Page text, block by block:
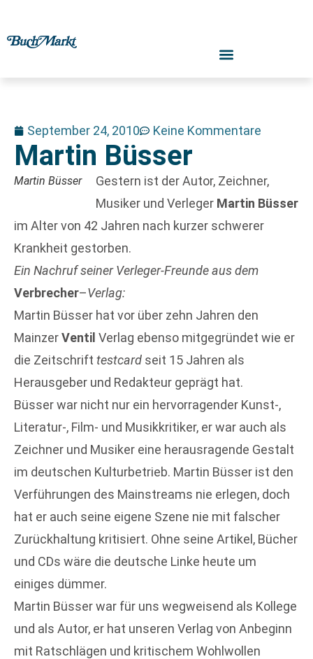
September 24, 2010 Keine Kommentare
Martin Büsser
Martin Büsser
Gestern ist der Autor, Zeichner,
Musiker und Verleger Martin Büsser
im Alter von 42 Jahren nach kurzer schwerer
Krankheit gestorben.
Ein Nachruf seiner Verleger-Freunde aus dem
Verbrecher–Verlag:
Martin Büsser hat vor über zehn Jahren den
MainzerVentil Verlag ebenso mitgegründet wie er
die Zeitschrift testcard seit 15 Jahren als
Herausgeber und Redakteur geprägt hat.
Büsser war nicht nur ein hervorragender Kunst-,
Literatur-, Film- und Musikkritiker, er war auch als
Zeichner und Musiker eine herausragende Gestalt
im deutschen Kulturbetrieb. Martin Büsser ist den
Verführungen des Mainstreams nie erlegen, doch
hat er auch seine eigene Szene nie mit falscher
Zurückhaltung kritisiert. Ohne seine Artikel, Bücher
und CDs wäre die deutsche Linke heute um
einiges dümmer.
Martin Büsser war für uns wegweisend als Kollege
und als Autor, er hat unseren Verlag von Anbeginn
mit Ratschlägen und kritischem Wohlwollen